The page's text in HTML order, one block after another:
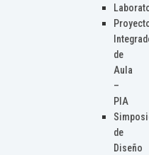
de
Aula
–
PIA
de
Diseño